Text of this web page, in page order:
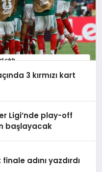
3 kırmızı kart
Ligi’nde play-off
başlayacak
adını yazdırdı